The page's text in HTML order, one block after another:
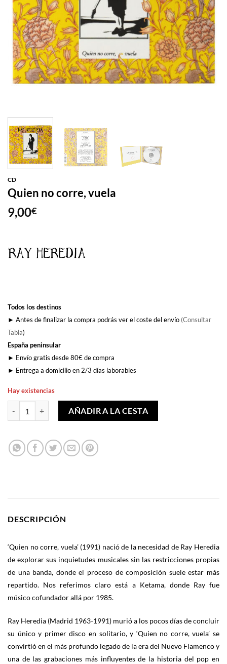
CD
Quien no corre, vuela
9,00€
Todos los destinos
► Antes de finalizar la compra podrás ver el coste del envío (Consultar
Tabla)
España peninsular
► Envío gratis desde 80€ de compra
► Entrega a domicilio en 2/3 días laborables
Hay existencias
Quien no corre, vuela cantidadAÑADIR A LA CESTA
DESCRIPCIÓN
‘Quien no corre, vuela’ (1991) nació de la necesidad de Ray Heredia
de explorar sus inquietudes musicales sin las restricciones propias
de una banda, donde el proceso de composición suele estar más
repartido. Nos referimos claro está a Ketama, donde Ray fue
músico cofundador allá por 1985.
Ray Heredia (Madrid 1963-1991) murió a los pocos días de concluir
su único y primer disco en solitario, y ‘Quien no corre, vuela’ se
convirtió en el más profundo legado de la era del Nuevo Flamenco y
una de las grabaciones más influyentes de la historia del pop en